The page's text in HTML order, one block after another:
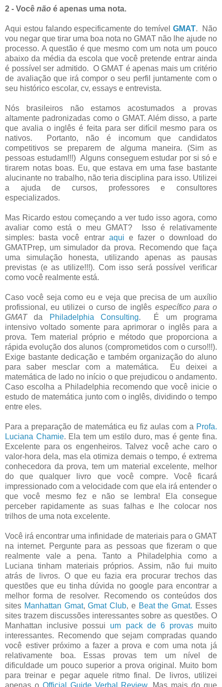
2 - Você não é apenas uma nota.
Aqui estou falando especificamente do temível GMAT. Não
vou negar que tirar uma boa nota no GMAT não lhe ajude no
processo. A questão é que mesmo com um nota um pouco
abaixo da média da escola que você pretende entrar ainda
é possível ser admitido. O GMAT é apenas mais um critério
de avaliação que irá compor o seu perfil juntamente com o
seu histórico escolar, cv, essays e entrevista.
Nós brasileiros não estamos acostumados a provas
altamente padronizadas como o GMAT. Além disso, a parte
que avalia o inglês é feita para ser difícil mesmo para os
nativos. Portanto, não é incomum que candidatos
competitivos se preparem de alguma maneira. (Sim as
pessoas estudam!!!) Alguns conseguem estudar por si só e
tirarem notas boas. Eu, que estava em uma fase bastante
alucinante no trabalho, não teria disciplina para isso. Utilizei
a ajuda de cursos, professores e consultores
especializados.
Mas Ricardo estou começando a ver tudo isso agora, como
avaliar como está o meu GMAT? Isso é relativamente
simples: basta você entrar aqui e fazer o download do
GMATPrep, um simulador da prova. Recomendo que faça
uma simulação honesta, utilizando apenas as pausas
previstas (e as utilize!!!). Com isso será possível verificar
como você realmente está.
Caso você seja como eu e veja que precisa de um auxílio
profissional, eu utilizei o curso de inglês específico para o
GMATda Philadelphia Consulting. É um programa
intensivo voltado somente para aprimorar o inglês para a
prova. Tem material próprio e método que proporciona a
rápida evolução dos alunos (comprometidos com o curso!!!).
Exige bastante dedicação e também organização do aluno
para saber mesclar com a matemática. Eu deixei a
matemática de lado no início o que prejudicou o andamento.
Caso escolha a Philadelphia recomendo que você inicie o
estudo de matemática junto com o inglês, dividindo o tempo
entre eles.
Para a preparação de matemática eu fiz aulas com a Profa.
Luciana Chamie. Ela tem um estilo duro, mas é gente fina.
Excelente para os engenheiros. Talvez você ache caro o
valor-hora dela, mas ela otimiza demais o tempo, é extrema
conhecedora da prova, tem um material excelente, melhor
do que qualquer livro que você compre. Você ficará
impressionado com a velocidade com que ela irá entender o
que você mesmo fez e não se lembra! Ela consegue
perceber rapidamente as suas falhas e lhe colocar nos
trilhos de uma nota excelente.
Você irá encontrar uma infinidade de materiais para o GMAT
na internet. Pergunte para as pessoas que fizeram o que
realmente vale a pena. Tanto a Philadelphia como a
Luciana tinham materiais próprios. Assim, não fui muito
atrás de livros. O que eu fazia era procurar trechos das
questões que eu tinha dúvida no google para encontrar a
melhor forma de resolver. Recomendo os conteúdos dos
sites Manhattan Gmat,Gmat Club, e Beat the Gmat. Esses
sites trazem discussões interessantes sobre as questões. O
Manhattan inclusive possui um pack de 6 provasmuito
interessantes. Recomendo que sejam compradas quando
você estiver próximo a fazer a prova e com uma nota já
relativamente boa. Essas provas tem um nível de
dificuldade um pouco superior a prova original. Muito bom
para treinar e pegar aquele ritmo final. De livros, utilizei
apenas oOfficial Guide Verbal Review. Mas mais do que